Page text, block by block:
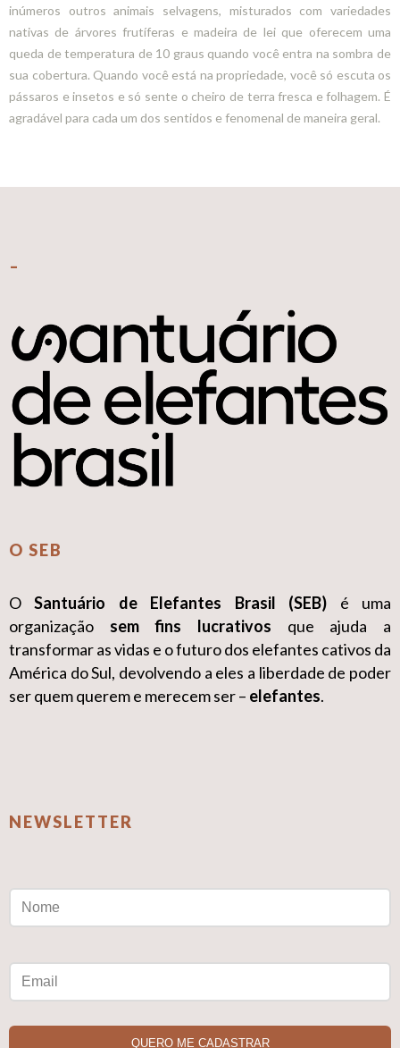
inúmeros outros animais selvagens, misturados com variedades
nativas de árvores frutíferas e madeira de lei que oferecem uma
queda de temperatura de 10 graus quando você entra na sombra de
sua cobertura. Quando você está na propriedade, você só escuta os
pássaros e insetos e só sente o cheiro de terra fresca e folhagem. É
agradável para cada um dos sentidos e fenomenal de maneira geral.
–
O SEB
OSantuário de Elefantes Brasil (SEB) é uma
organização sem fins lucrativos que ajuda a
transformar as vidas e o futuro dos elefantes cativos da
América do Sul, devolvendo a eles a liberdade de poder
ser quem querem e merecem ser – elefantes.
NEWSLETTER
QUERO ME CADASTRAR